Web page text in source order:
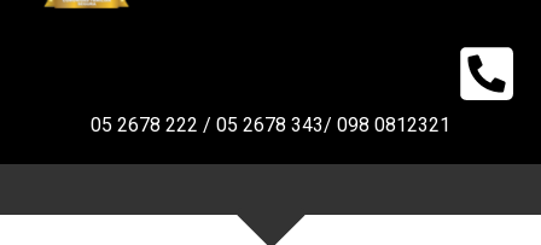
05 2678 222 / 05 2678 343/ 098 0812321